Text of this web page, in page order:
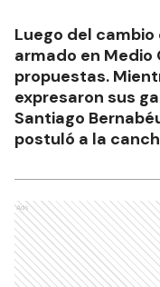
Luego del cambio
armado en Medio
propuestas.
postuló a la
Ads